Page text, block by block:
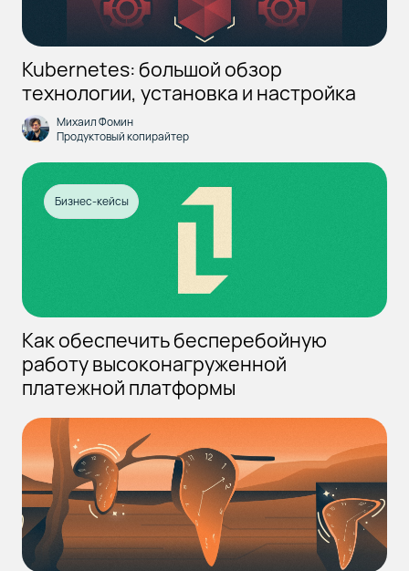
Kubernetes: большой обзор
технологии, установка и настройка
Михаил Фомин
Продуктовый копирайтер
Бизнес-кейсы
Как обеспечить бесперебойную
работу высоконагруженной
платежной платформы